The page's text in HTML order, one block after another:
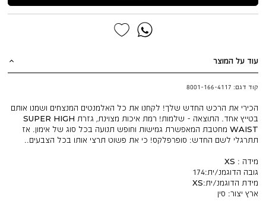
עוד על המוצר
קוד דגם: 8001-166-4117
הכירי את הרכש החדש שלך! לקחנו את כל האלמנטים המנצחים ושמנו אותם
בטייץ אחד. התוצאה - שלמות! רמת איכות מצוינת, גזרת SUPER HIGH
WAIST מחטבת המאפשרת גמישות וחופש תנועה בכל סוג של אימון. אז
תתרגלי לשם החדש: סופרפלקס! כי את פשוט תרצי אותו בכל הצבעים..
מידה : XS
174גובה הדוגמנ/ית:
XSמידת הדוגמנ/ית:
ארץ יצור: סין